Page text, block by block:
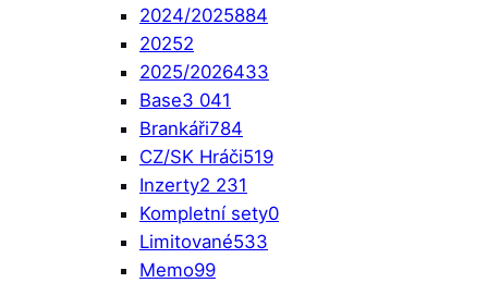
2024/2025884
20252
2025/2026433
Base3 041
Brankáři784
CZ/SK Hráči519
Inzerty2 231
Kompletní sety0
Limitované533
Memo99